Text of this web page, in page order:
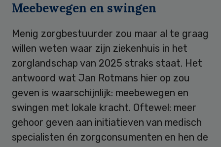
Meebewegen en swingen
Menig zorgbestuurder zou maar al te graag
willen weten waar zijn ziekenhuis in het
zorglandschap van 2025 straks staat. Het
antwoord wat Jan Rotmans hier op zou
geven is waarschijnlijk: meebewegen en
swingen met lokale kracht. Oftewel: meer
gehoor geven aan initiatieven van medisch
specialisten én zorgconsumenten en hen de